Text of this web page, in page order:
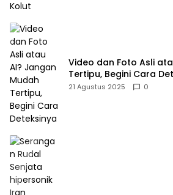
Video dan Foto Asli
Tertipu, Begini Cara
21 Agustus 2025 0